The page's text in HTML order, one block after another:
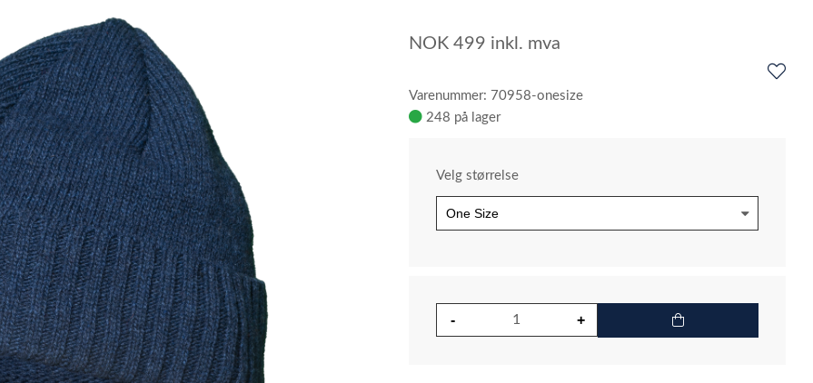
NOK499 inkl. mva
Varenummer: 70958-onesize
248 på lager
Velg størrelse